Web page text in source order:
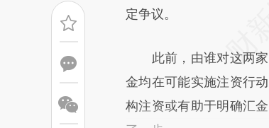
定争议。
此前，由谁对这两家
金均在可能实施注资行
构注资或有助于明确汇